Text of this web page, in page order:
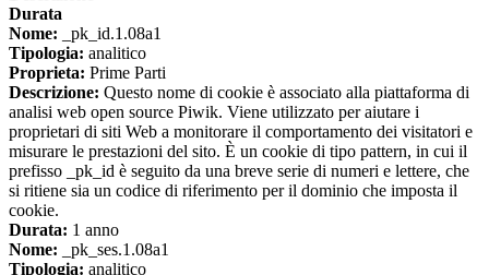
Durata
Nome: _pk_id.1.08a1
Tipologia: analitico
Proprieta: Prime Parti
Descrizione: Questo nome di cookie è associato alla piattaforma di
analisi web open source Piwik. Viene utilizzato per aiutare i
proprietari di siti Web a monitorare il comportamento dei visitatori e
misurare le prestazioni del sito. È un cookie di tipo pattern, in cui il
prefisso _pk_id è seguito da una breve serie di numeri e lettere, che
si ritiene sia un codice di riferimento per il dominio che imposta il
cookie.
Durata: 1 anno
Nome: _pk_ses.1.08a1
Tipologia: analitico